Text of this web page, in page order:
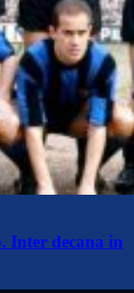
Inter decana in